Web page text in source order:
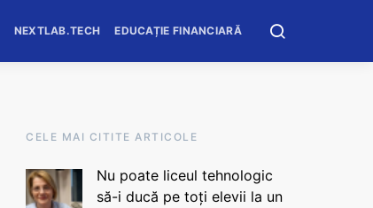
NEXTLAB.TECH EDUCAȚIE FINANCIARĂ
CELE MAI CITITE ARTICOLE
Nu poate liceul tehnologic
să-i ducă pe toți elevii la un